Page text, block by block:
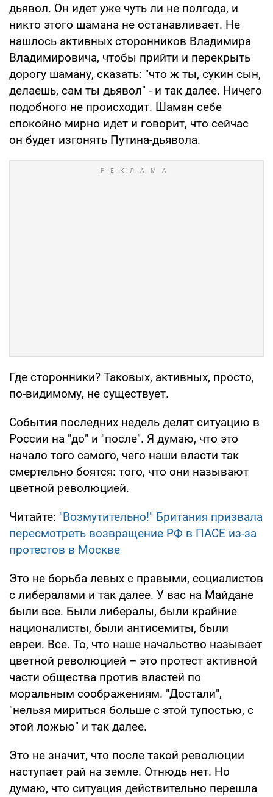
дьявол. Он идет уже чуть ли не полгода, и
никто этого шамана не останавливает. Не
нашлось активных сторонников Владимира
Владимировича, чтобы прийти и перекрыть
дорогу шаману, сказать: "что ж ты, сукин сын,
делаешь, сам ты дьявол" - и так далее. Ничего
подобного не происходит. Шаман себе
спокойно мирно идет и говорит, что сейчас
он будет изгонять Путина-дьявола.
Где сторонники? Таковых, активных, просто,
по-видимому, не существует.
События последних недель делят ситуацию в
России на "до" и "после". Я думаю, что это
начало того самого, чего наши власти так
смертельно боятся: того, что они называют
цветной революцией.
Читайте: "Возмутительно!" Британия призвала
пересмотреть возвращение РФ в ПАСЕ из-за
протестов в Москве
Это не борьба левых с правыми, социалистов
с либералами и так далее. У вас на Майдане
были все. Были либералы, были крайние
националисты, были антисемиты, были
евреи. Все. То, что наше начальство называет
цветной революцией – это протест активной
части общества против властей по
моральным соображениям. "Достали",
"нельзя мириться больше с этой тупостью, с
этой ложью" и так далее.
Это не значит, что после такой революции
наступает рай на земле. Отнюдь нет. Но
думаю, что ситуация действительно перешла